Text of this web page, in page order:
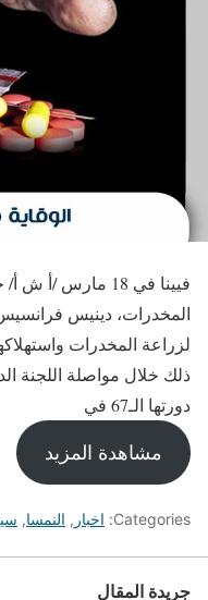
فيينا في 18 مارس
المخدرات، دينيس
لزراعة المخدرات
ذلك خلال مواصلة اللجنة
دورتها الـ67 في
مشاهدة المزيد
Categories: اخبار , النمسا,
جريدة المقال